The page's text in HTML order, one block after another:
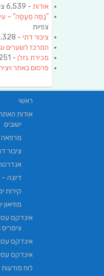
אודות - 6,539 צפיות
"נַסֵּה מְעַסֶּה" –
צפיות
ציבור דתי - 5,328 צפיות
המרכז לשערים
מכירת גזלן - 5,251 צפיות
פרסום באתר
ראשי
אודות
ישובים
מרפאה
ציבור
דיונה
קירות
מוזיאון
אינדקס
צימרים
אינדקס
אינדקס
לוח מודעות